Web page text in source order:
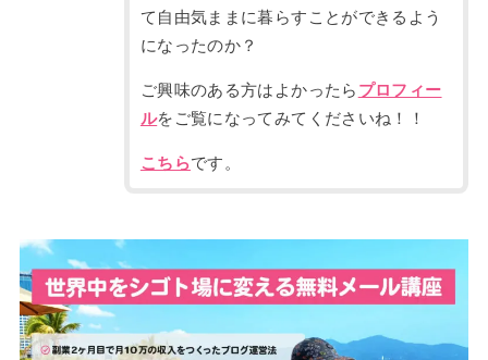
て自由気ままに暮らすことができるよう
になったのか？
ご興味のある方はよかったら プロフィー
ルをご覧になってみてくださいね！！
こちらです。